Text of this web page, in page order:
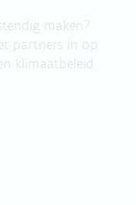
maken?
partners in op
klimaatbeleid.